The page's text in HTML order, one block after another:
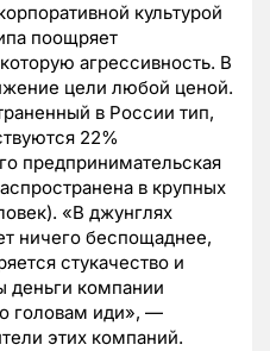
культурой
поощряет
агрессивность. В
цели любой ценой.
в России тип,
22%
предпринимательская
в крупных
«В джунглях
ничего беспощаднее,
стукачество и
деньги компании
головам иди», —
этих компаний.